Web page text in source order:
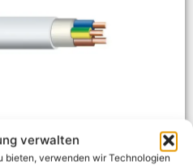
verwalten
bieten, verwenden wir Technologien